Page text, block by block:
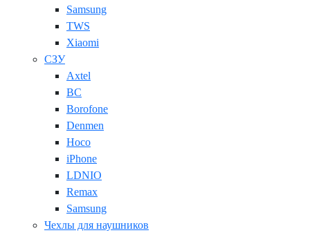
Samsung
TWS
Xiaomi
СЗУ
Axtel
BC
Borofone
Denmen
Hoco
iPhone
LDNIO
Remax
Samsung
Чехлы для наушников